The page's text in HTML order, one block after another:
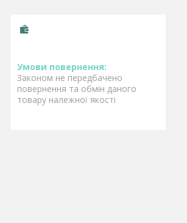
Законом не передбачено
повернення та обмін даного
товару належної якості